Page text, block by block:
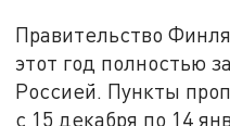
Правительство
этот год полностью
Россией. Пункты
с 15 декабря по 14